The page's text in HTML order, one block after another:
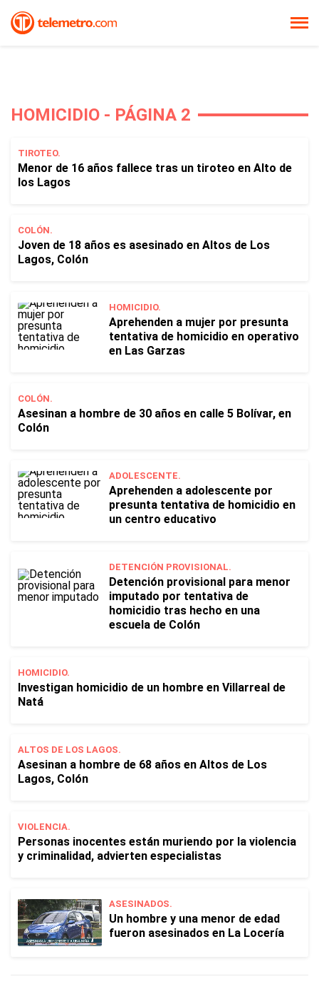
HOMICIDIO - PÁGINA 2
TIROTEO.
Menor de 16 años fallece tras un tiroteo en Alto de
los Lagos
COLÓN.
Joven de 18 años es asesinado en Altos de Los
Lagos, Colón
HOMICIDIO.
Aprehenden a mujer por presunta
tentativa de homicidio en operativo
en Las Garzas
COLÓN.
Asesinan a hombre de 30 años en calle 5 Bolívar, en
Colón
ADOLESCENTE.
Aprehenden a adolescente por
presunta tentativa de homicidio en
un centro educativo
DETENCIÓN PROVISIONAL.
Detención provisional para menor
imputado por tentativa de
homicidio tras hecho en una
escuela de Colón
HOMICIDIO.
Investigan homicidio de un hombre en Villarreal de
Natá
ALTOS DE LOS LAGOS.
Asesinan a hombre de 68 años en Altos de Los
Lagos, Colón
VIOLENCIA.
Personas inocentes están muriendo por la violencia
y criminalidad, advierten especialistas
ASESINADOS.
Un hombre y una menor de edad
fueron asesinados en La Locería